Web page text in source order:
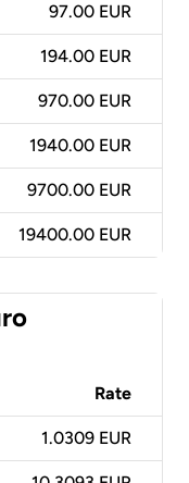
97.00 EUR
194.00 EUR
970.00 EUR
1940.00 EUR
9700.00 EUR
19400.00 EUR
Rate
1.0309 EUR